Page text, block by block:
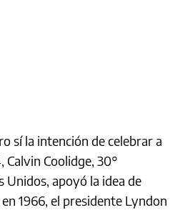
sí la intención de celebrar a
Calvin Coolidge, 30°
Unidos, apoyó la idea de
1966, el presidente Lyndon